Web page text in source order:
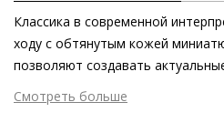
Классика в современной
ходу с обтянутым кожей
позволяют создавать
Пряжка-трензель в тон этой
выступает изящным акцентом.
Смотреть больше